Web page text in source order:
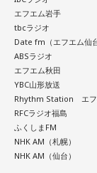
で、今回はアニ
もらったんです
りました。
遠山：自分自身
ね？
ほのか：はい。
持ちで作品を作
ときって、自分
なと思って、そ
これ、ばかにな
ュアルというも
と言っているん
る」って言います
それは、例えば
差別しているわ
いと心のコンデ
足のときってち
ちょっと欠けちゃ
エフエム岩手
tbcラジオ
Date fm（エフエム仙台
ABSラジオ
エフエム秋田
YBC山形放送
Rhythm Station エフ
RFCラジオ福島
ふくしまFM
NHK AM（札幌）
NHK AM（仙台）